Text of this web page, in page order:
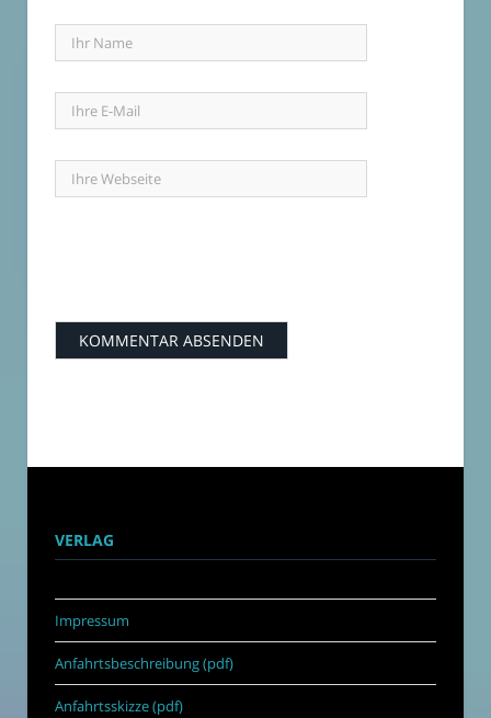
VERLAG
Impressum
Anfahrtsbeschreibung (pdf)
Anfahrtsskizze (pdf)